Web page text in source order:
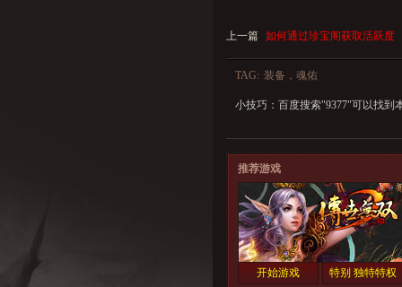
上一篇 如何通过珍宝阁获取活跃度
TAG: 装备，魂佑
小技巧：百度搜索"9377"可以找到
推荐游戏
开始游戏 特别 独特特权